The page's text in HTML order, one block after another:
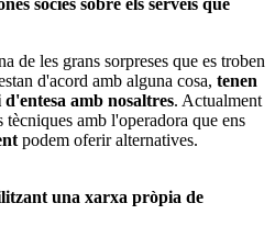
de les grans sorpreses que es troben
d'acord amb alguna cosa, tenen
amb nosaltres. Actualment
amb l'operadora que ens
podem oferir alternatives.
una xarxa pròpia de